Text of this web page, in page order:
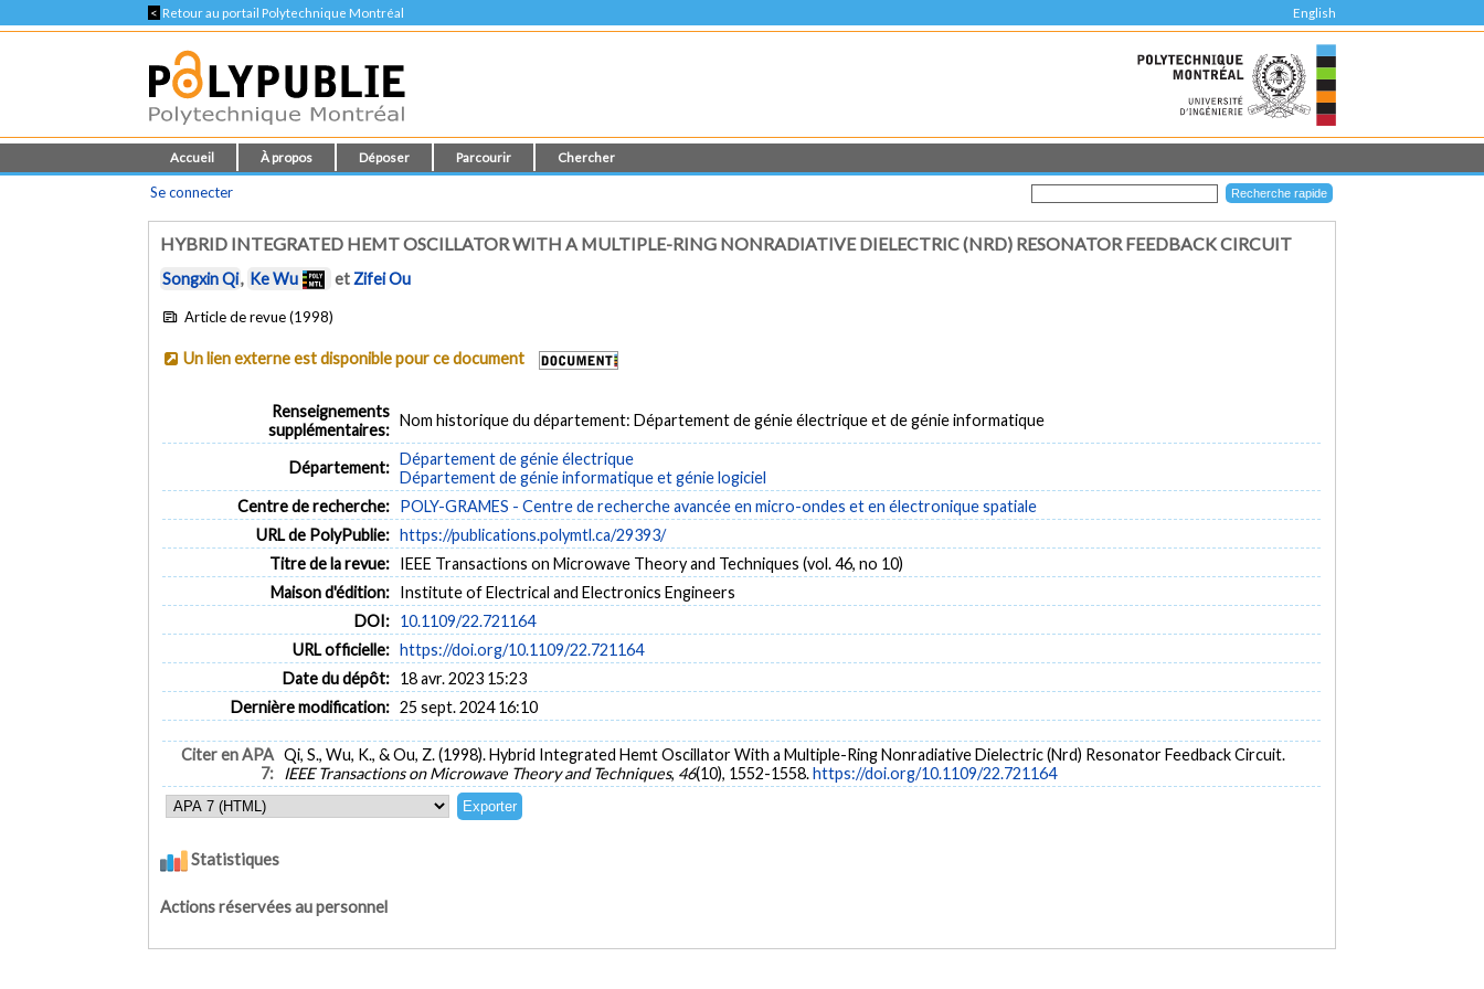
< Retour au portail Polytechnique Montréal English
Accueil À propos Déposer Parcourir Chercher
Se connecter
HYBRID INTEGRATED HEMT OSCILLATOR WITH A MULTIPLE-RING NONRADIATIVE DIELECTRIC (NRD) RESONATOR FEEDBACK CIRCUIT
Songxin Qi, Ke Wu et Zifei Ou
Article de revue (1998)
Un lien externe est disponible pour ce document
Renseignements
supplémentaires:
Nom historique du département: Département de génie électrique et de génie informatique
Département: Département de génie électrique
Département de génie informatique et génie logiciel
Centre de recherche: POLY-GRAMES - Centre de recherche avancée en micro-ondes et en électronique spatiale
URL de PolyPublie: https://publications.polymtl.ca/29393/
Titre de la revue: IEEE Transactions on Microwave Theory and Techniques (vol. 46, no 10)
Maison d'édition: Institute of Electrical and Electronics Engineers
DOI: 10.1109/22.721164
URL officielle: https://doi.org/10.1109/22.721164
Date du dépôt: 18 avr. 2023 15:23
Dernière modification: 25 sept. 2024 16:10
Citer en APA
7:
Qi, S., Wu, K., & Ou, Z. (1998). Hybrid Integrated Hemt Oscillator With a Multiple-Ring Nonradiative Dielectric (Nrd) Resonator Feedback Circuit.
IEEE Transactions on Microwave Theory and Techniques, 46(10), 1552-1558.https://doi.org/10.1109/22.721164
Statistiques
Actions réservées au personnel